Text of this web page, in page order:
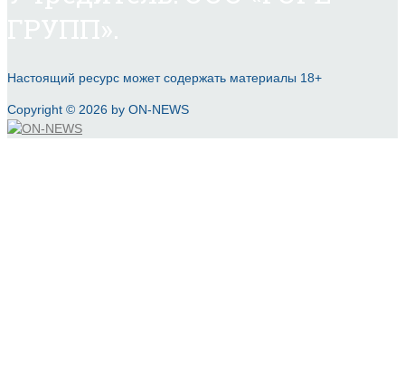
Настоящий ресурс может содержать материалы 18+
Copyright © 2026 by ON-NEWS